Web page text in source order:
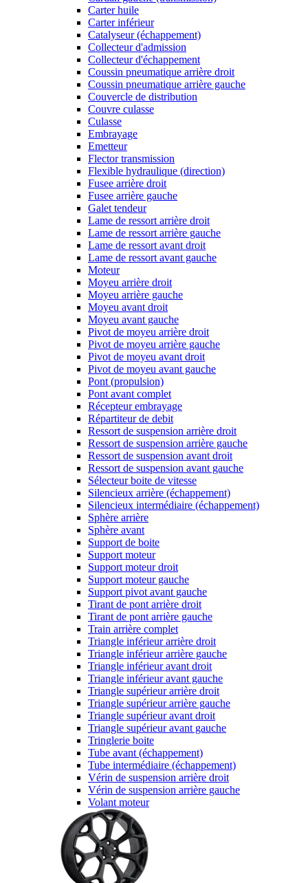
Carter huile
Carter inférieur
Catalyseur (échappement)
Collecteur d'admission
Collecteur d'échappement
Coussin pneumatique arrière droit
Coussin pneumatique arrière gauche
Couvercle de distribution
Couvre culasse
Culasse
Embrayage
Emetteur
Flector transmission
Flexible hydraulique (direction)
Fusee arrière droit
Fusee arrière gauche
Galet tendeur
Lame de ressort arrière droit
Lame de ressort arrière gauche
Lame de ressort avant droit
Lame de ressort avant gauche
Moteur
Moyeu arrière droit
Moyeu arrière gauche
Moyeu avant droit
Moyeu avant gauche
Pivot de moyeu arrière droit
Pivot de moyeu arrière gauche
Pivot de moyeu avant droit
Pivot de moyeu avant gauche
Pont (propulsion)
Pont avant complet
Récepteur embrayage
Répartiteur de debit
Ressort de suspension arrière droit
Ressort de suspension arrière gauche
Ressort de suspension avant droit
Ressort de suspension avant gauche
Sélecteur boite de vitesse
Silencieux arrière (échappement)
Silencieux intermédiaire (échappement)
Sphère arrière
Sphère avant
Support de boite
Support moteur
Support moteur droit
Support moteur gauche
Support pivot avant gauche
Tirant de pont arrière droit
Tirant de pont arrière gauche
Train arrière complet
Triangle inférieur arrière droit
Triangle inférieur arrière gauche
Triangle inférieur avant droit
Triangle inférieur avant gauche
Triangle supérieur arrière droit
Triangle supérieur arrière gauche
Triangle supérieur avant droit
Triangle supérieur avant gauche
Tringlerie boite
Tube avant (échappement)
Tube intermédiaire (échappement)
Vérin de suspension arrière droit
Vérin de suspension arrière gauche
Volant moteur